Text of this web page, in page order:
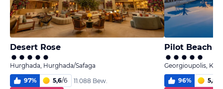
Desert Rose
Hurghada, Hurghada/Safaga
97% 5,6/6
11.088 Bew.
Pilot Beach
Georgioupolis,
96% 5,5